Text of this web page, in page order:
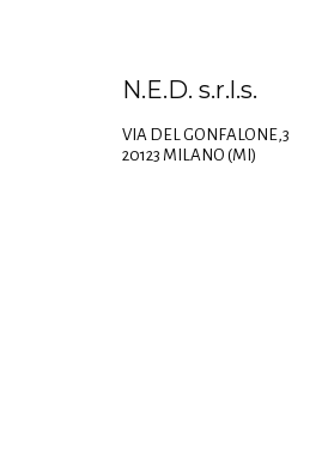
N.E.D. s.r.l.s.
VIA DEL GONFALONE,3
20123 MILANO (MI)